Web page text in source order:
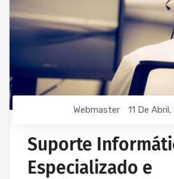
Webmaster 11 De
Suporte
Especializado e